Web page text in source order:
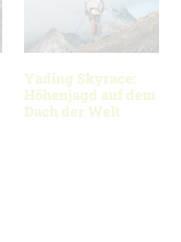
Yading Skyrace:
Höhenjagd auf dem
Dach der Welt